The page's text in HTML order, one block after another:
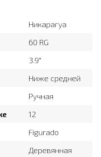
Никарагуа
60 RG
3.9″
Ниже средней
Ручная
12
Figurado
Деревянная